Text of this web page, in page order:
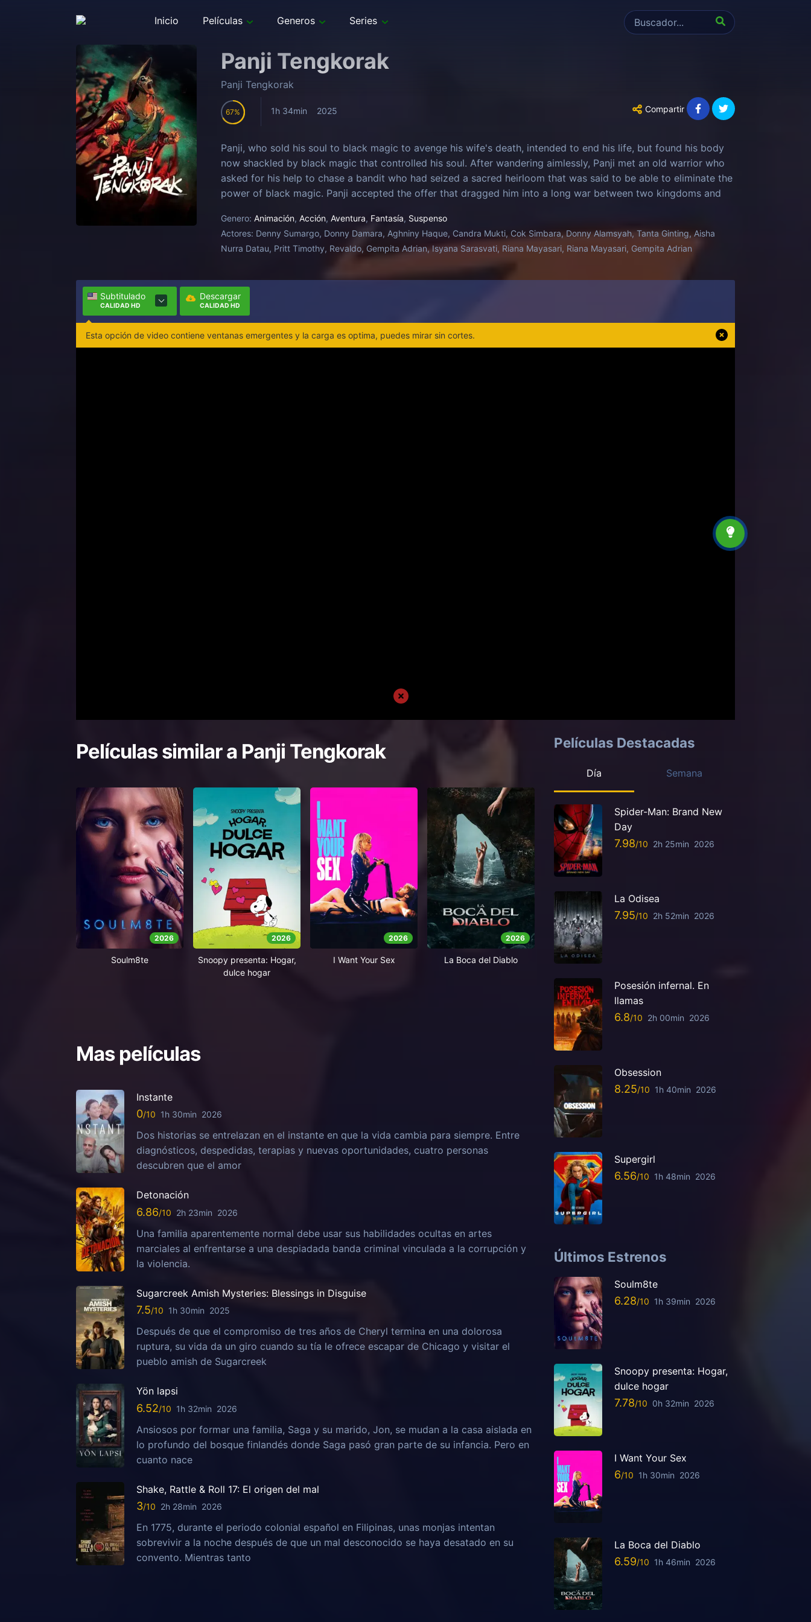
Inicio Películas Generos Series
Panji Tengkorak
Panji Tengkorak
67 1h 34min 2025 Compartir
Panji, who sold his soul to black magic to avenge his wife's death, intended to end his life, but found his body
now shackled by black magic that controlled his soul. After wandering aimlessly, Panji met an old warrior who
asked for his help to chase a bandit who had seized a sacred heirloom that was said to be able to eliminate the
power of black magic. Panji accepted the offer that dragged him into a long war between two kingdoms and
Genero: Animación, Acción, Aventura, Fantasía, Suspenso
Actores: Denny Sumargo, Donny Damara, Aghniny Haque, Candra Mukti, Cok Simbara, Donny Alamsyah, Tanta Ginting, Aisha
Nurra Datau, Pritt Timothy, Revaldo, Gempita Adrian, Isyana Sarasvati, Riana Mayasari, Riana Mayasari, Gempita Adrian
Subtitulado
CALIDAD HD
Descargar
CALIDAD HD
Esta opción de video contiene ventanas emergentes y la carga es optima, puedes mirar sin cortes.
Películas similar a Panji Tengkorak
2026
Soulm8te
2026
Snoopy presenta: Hogar,
dulce hogar
2026
I Want Your Sex
2026
La Boca del Diablo
Mas películas
Instante
0 1h 30min 2026
Dos historias se entrelazan en el instante en que la vida cambia para siempre. Entre
diagnósticos, despedidas, terapias y nuevas oportunidades, cuatro personas
descubren que el amor
Detonación
6.86 2h 23min 2026
Una familia aparentemente normal debe usar sus habilidades ocultas en artes
marciales al enfrentarse a una despiadada banda criminal vinculada a la corrupción y
la violencia.
Sugarcreek Amish Mysteries: Blessings in Disguise
7.5 1h 30min 2025
Después de que el compromiso de tres años de Cheryl termina en una dolorosa
ruptura, su vida da un giro cuando su tía le ofrece escapar de Chicago y visitar el
pueblo amish de Sugarcreek
Yön lapsi
6.52 1h 32min 2026
Ansiosos por formar una familia, Saga y su marido, Jon, se mudan a la casa aislada en
lo profundo del bosque finlandés donde Saga pasó gran parte de su infancia. Pero en
cuanto nace
Shake, Rattle & Roll 17: El origen del mal
3 2h 28min 2026
En 1775, durante el periodo colonial español en Filipinas, unas monjas intentan
sobrevivir a la noche después de que un mal desconocido se haya desatado en su
convento. Mientras tanto
Películas Destacadas
Día Semana
Spider-Man: Brand New
Day
7.98 2h 25min 2026
La Odisea
7.95 2h 52min 2026
Posesión infernal. En
llamas
6.8 2h 00min 2026
Obsession
8.25 1h 40min 2026
Supergirl
6.56 1h 48min 2026
Últimos Estrenos
Soulm8te
6.28 1h 39min 2026
Snoopy presenta: Hogar,
dulce hogar
7.78 0h 32min 2026
I Want Your Sex
6 1h 30min 2026
La Boca del Diablo
6.59 1h 46min 2026